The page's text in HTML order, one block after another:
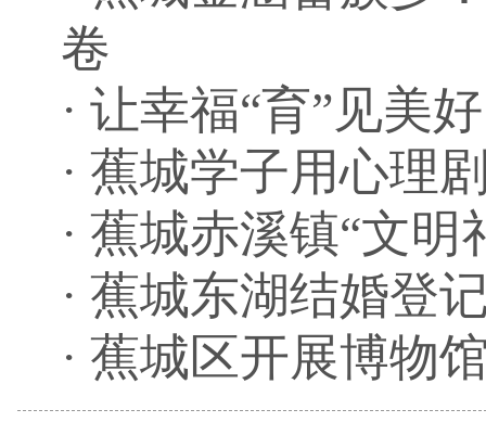
卷
· 让幸福“育”见美
· 蕉城学子用心理
· 蕉城赤溪镇“文明
· 蕉城东湖结婚登
· 蕉城区开展博物